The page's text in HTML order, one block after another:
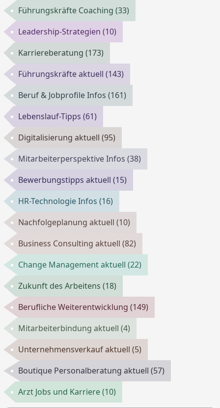
Führungskräfte Coaching(33)
Leadership-Strategien(10)
Karriereberatung(173)
Führungskräfte aktuell(143)
Beruf & Jobprofile Infos(161)
Lebenslauf-Tipps(61)
Digitalisierung aktuell(95)
Mitarbeiterperspektive Infos(38)
Bewerbungstipps aktuell(15)
HR-Technologie Infos(16)
Nachfolgeplanung aktuell(10)
Business Consulting aktuell(82)
Change Management aktuell(22)
Zukunft des Arbeitens(18)
Berufliche Weiterentwicklung(149)
Mitarbeiterbindung aktuell(4)
Unternehmensverkauf aktuell(5)
Boutique Personalberatung aktuell(57)
Arzt Jobs und Karriere(10)